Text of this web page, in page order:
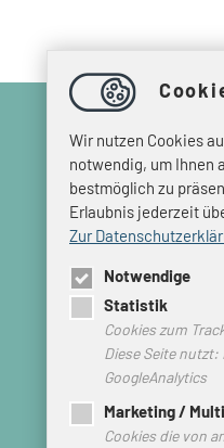
©
Wir nutzen Cookies
notwendig, um Ihnen
bestmöglich zu
Erlaubnis jederzeit
Zur
Notwendige
Statistik
Cookies zum
Diese Seite nutzt:
GoogleAnalytics
Marketing /
Cookies die von